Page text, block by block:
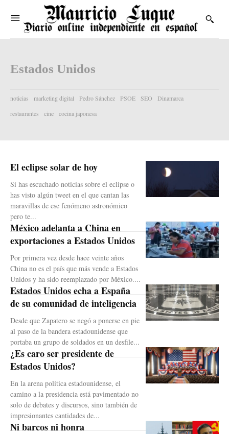
Estados Unidos
noticias marketing digital Pedro Sánchez PSOE SEO
Dinamarca
restaurantes
cine cocina japonesa
El eclipse solar de hoy
Sí has escuchado noticias sobre el eclipse o
has visto algún tweet en el que cantan las
maravillas de ese fenómeno astronómico
pero te...
México adelanta a China en
exportaciones a Estados Unidos
Por primera vez desde hace veinte años
China no es el país que más vende a Estados
Unidos y ha sido reemplazado por México....
Estados Unidos echa a España
de su comunidad de inteligencia
Desde que Zapatero se negó a ponerse en pie
al paso de la bandera estadounidense que
portaba un grupo de soldados en un desfile...
¿Es caro ser presidente de
Estados Unidos?
En la arena política estadounidense, el
camino a la presidencia está pavimentado no
solo de debates y discursos, sino también de
impresionantes cantidades de...
Ni barcos ni honra